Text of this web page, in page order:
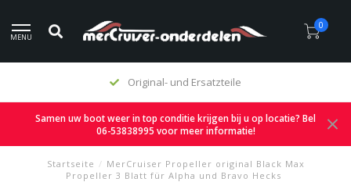
MENU
0
Original- und Ersatzteile
Samen uw boot weer in top conditie krijgen bij u op locatie? Bel
06-53838995 voor meer informatie!
Startseite / MerCruiser Propeller original Black Max
Propeller 3 Blatt für Alpha und Bravo Hecks